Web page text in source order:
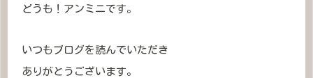
どうも！アンミニです。
いつもブログを読んでいただき
ありがとうございます。